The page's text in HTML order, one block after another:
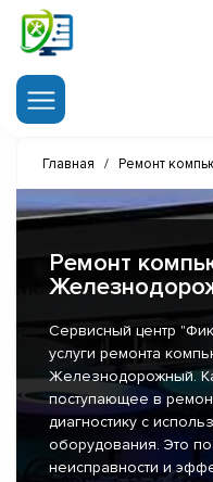
Главная / Ремонт
Ремонт
Сервисный центр
услуги ремонта
Железнодорожный.
поступающее в
диагностику с
оборудования. Это
неисправности и